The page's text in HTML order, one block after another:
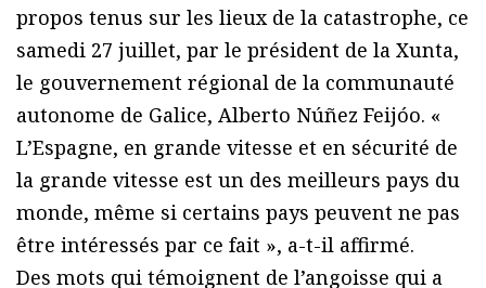
propos tenus sur les lieux de la catastrophe, ce
samedi 27 juillet, par le président de la Xunta,
le gouvernement régional de la communauté
autonome de Galice, Alberto Núñez Feijóo. «
L’Espagne, en grande vitesse et en sécurité de
la grande vitesse est un des meilleurs pays du
monde, même si certains pays peuvent ne pas
être intéressés par ce fait », a-t-il affirmé.
Des mots qui témoignent de l’angoisse qui a